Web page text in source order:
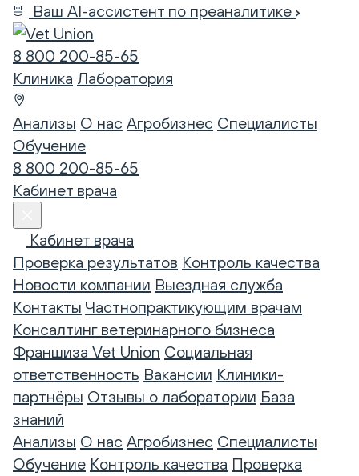
Ваш AI-ассистент по преаналитике
8 800 200-85-65
Клиника Лаборатория
Анализы О нас Агробизнес Специалисты
Обучение
8 800 200-85-65
Кабинет врача
Кабинет врача
Проверка результатов Контроль качества
Новости компании Выездная служба
Контакты Частнопрактикующим врачам
Консалтинг ветеринарного бизнеса
Франшиза Vet Union Социальная
ответственность Вакансии Клиники-
партнёры Отзывы о лаборатории База
знаний
Анализы О нас Агробизнес Специалисты
Обучение Контроль качества Проверка